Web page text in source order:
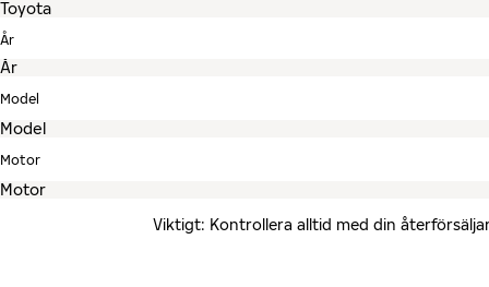
År
Model
Motor
Viktigt: Kontrollera alltid med din